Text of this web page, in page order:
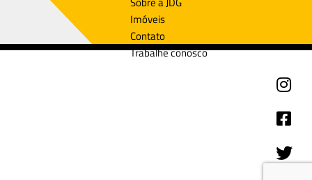
Imóveis
Contato
Trabalhe conosco